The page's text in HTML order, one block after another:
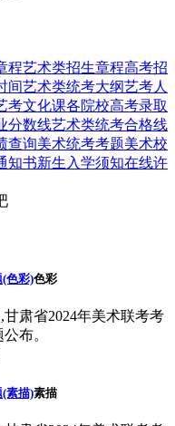
程艺术类招生章程高考招
间艺术类统考大纲艺考人
考文化课各院校高考录取
分数线艺术类统考合格线
查询美术统考考题美术校
知书新生入学须知在线许
(色彩)色彩
肃省2024年美术联考考
布。
(素描)素描